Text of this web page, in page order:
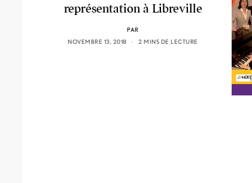
représentation à Libreville
PAR
NOVEMBRE 13, 2018
2 MINS DE LECTURE